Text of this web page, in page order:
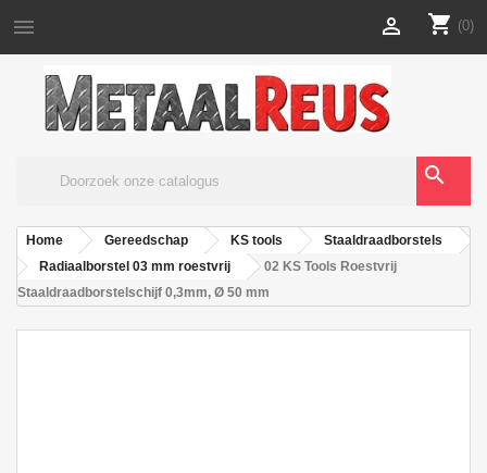
 shopping_cart (0)

search
Home Gereedschap KS tools
Staaldraadborstels
Radiaalborstel 03 mm roestvrij
02 KS Tools Roestvrij
Staaldraadborstelschijf 0,3mm, Ø 50 mm